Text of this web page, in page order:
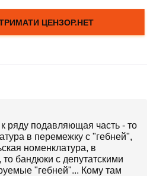
ряду подавляющая часть - то
в перемежку с "гебней",
номенклатура, в
бандюки с депутатскими
"гебней"... Кому там